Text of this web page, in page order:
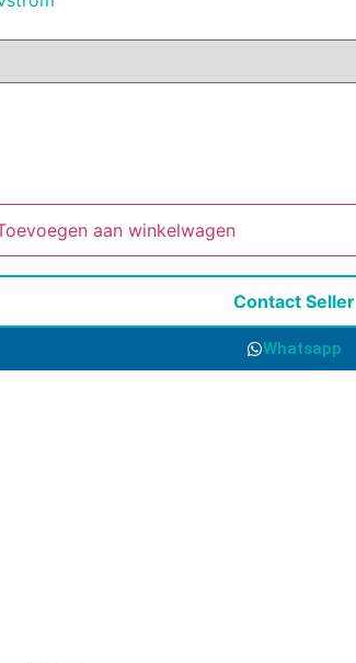
aan winkelwagen
Contact Seller
Whatsapp